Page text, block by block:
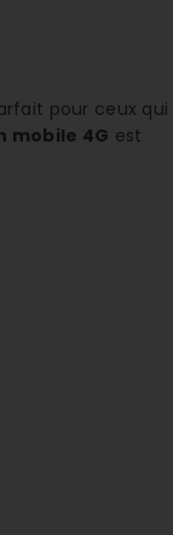
pour ceux qui
mobile 4G est
menuisiers et
agence